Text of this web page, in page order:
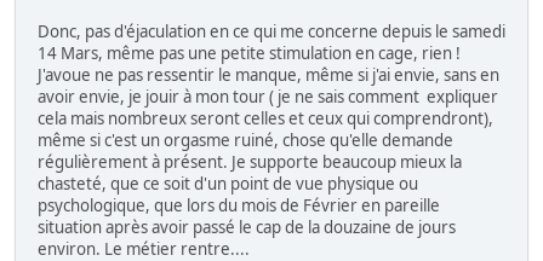
Donc, pas d'éjaculation en ce qui me concerne depuis le samedi
14 Mars, même pas une petite stimulation en cage, rien !
J'avoue ne pas ressentir le manque, même si j'ai envie, sans en
avoir envie, je jouir à mon tour ( je ne sais comment expliquer
cela mais nombreux seront celles et ceux qui comprendront),
même si c'est un orgasme ruiné, chose qu'elle demande
régulièrement à présent. Je supporte beaucoup mieux la
chasteté, que ce soit d'un point de vue physique ou
psychologique, que lors du mois de Février en pareille
situation après avoir passé le cap de la douzaine de jours
environ. Le métier rentre....